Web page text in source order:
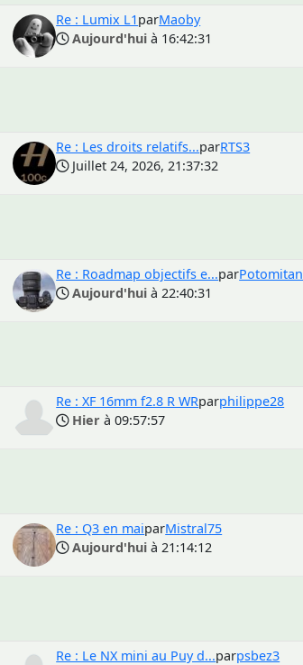
Re : Lumix L1parMaoby
Aujourd'hui à 16:42:31
Re : Les droits relatifs...parRTS3
Juillet 24, 2026, 21:37:32
Re : Roadmap objectifs e...parPotomitan
Aujourd'hui à 22:40:31
Re : XF 16mm f2.8 R WRparphilippe28
Hier à 09:57:57
Re : Q3 en maiparMistral75
Aujourd'hui à 21:14:12
Re : Le NX mini au Puy d...parpsbez3